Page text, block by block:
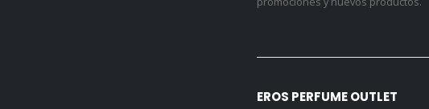
EROS PERFUME OUTLET